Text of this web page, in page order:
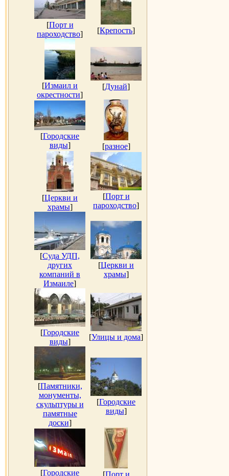
[Порт и
пароходство] [Крепость]
[Измаил и
окрестности]
[Дунай]
[Городские
виды] [разное]
[Церкви и
храмы]
[Порт и
пароходство]
[Суда УДП,
других
компаний в
Измаиле]
[Церкви и
храмы]
[Городские
виды]
[Улицы и дома]
[Памятники,
монументы,
скульптуры и
памятные
доски]
[Городские
виды]
[Городские
[Порт и